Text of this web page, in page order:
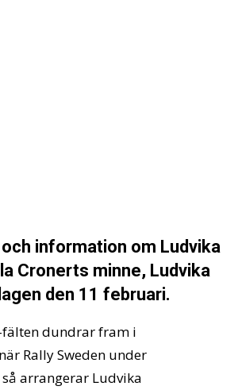
information om Ludvika
Cronerts minne, Ludvika
den 11 februari.
dundrar fram i
Rally Sweden under
arrangerar Ludvika